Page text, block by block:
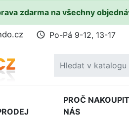
zdarma na všechny
access_time Po-Pá 9-12, 13-17
PROČ
NÁS